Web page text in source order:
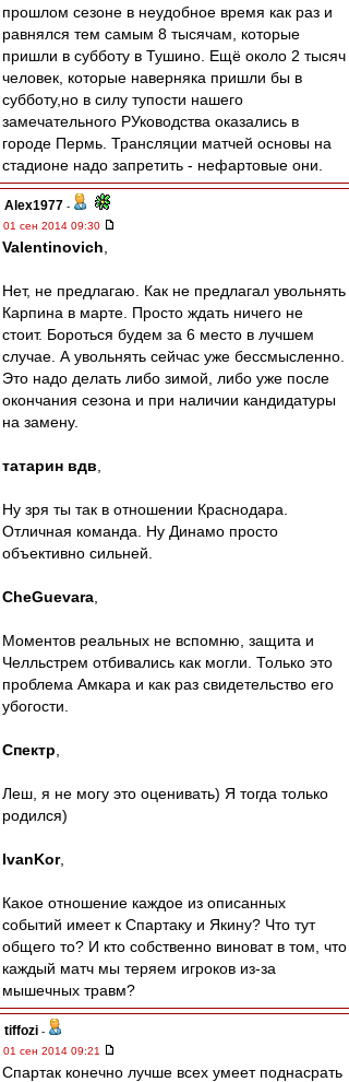
прошлом сезоне в неудобное время как раз и
равнялся тем самым 8 тысячам, которые
пришли в субботу в Тушино. Ещё около 2 тысяч
человек, которые наверняка пришли бы в
субботу,но в силу тупости нашего
замечательного РУководства оказались в
городе Пермь. Трансляции матчей основы на
стадионе надо запретить - нефартовые они.
Alex1977 -
01 сен 2014 09:30
Valentinovich
Нет, не предлагаю. Как не предлагал увольнять
Карпина в марте. Просто ждать ничего не
стоит. Бороться будем за 6 место в лучшем
случае. А увольнять сейчас уже бессмысленно.
Это надо делать либо зимой, либо уже после
окончания сезона и при наличии кандидатуры
на замену.
татарин вдв
Ну зря ты так в отношении Краснодара.
Отличная команда. Ну Динамо просто
объективно сильней.
CheGuevara
Моментов реальных не вспомню, защита и
Челльстрем отбивались как могли. Только это
проблема Амкара и как раз свидетельство его
убогости.
Спектр
Леш, я не могу это оценивать) Я тогда только
родился)
IvanKor,
Какое отношение каждое из описанных
событий имеет к Спартаку и Якину? Что тут
общего то? И кто собственно виноват в том, что
каждый матч мы теряем игроков из-за
мышечных травм?
tiffozi -
01 сен 2014 09:21
Спартак конечно лучше всех умеет поднасрать